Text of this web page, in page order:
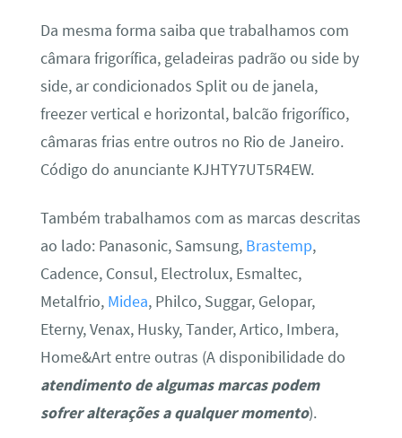
Da mesma forma saiba que trabalhamos com
câmara frigorífica, geladeiras padrão ou side by
side, ar condicionados Split ou de janela,
freezer vertical e horizontal, balcão frigorífico,
câmaras frias entre outros no Rio de Janeiro.
Código do anunciante KJHTY7UT5R4EW.
Também trabalhamos com as marcas descritas
ao lado: Panasonic, Samsung, Brastemp,
Cadence, Consul, Electrolux, Esmaltec,
Metalfrio, Midea, Philco, Suggar, Gelopar,
Eterny, Venax, Husky, Tander, Artico, Imbera,
Home&Art entre outras (A disponibilidade do
atendimento de algumas marcas podem
sofrer alterações a qualquer momento).